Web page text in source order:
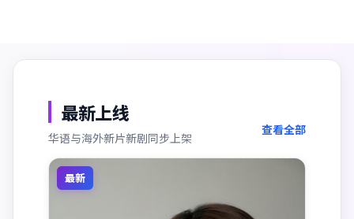
最新上线
华语与海外新片新剧同步上架
查看全部
最新